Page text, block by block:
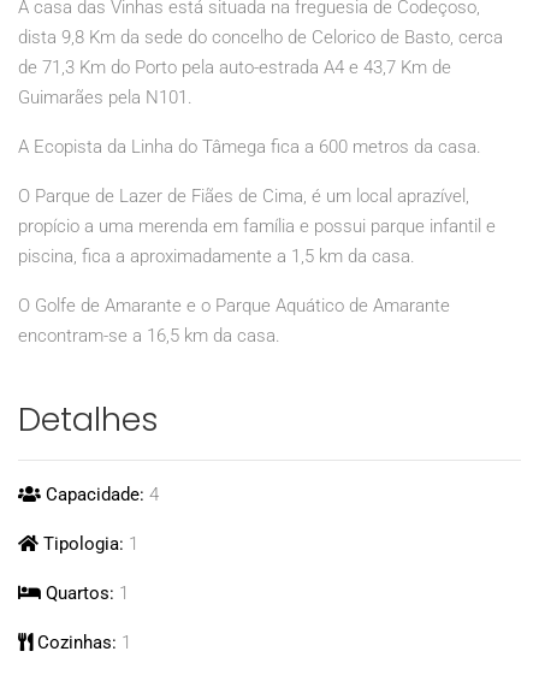
A casa das Vinhas está situada na freguesia de Codeçoso,
dista 9,8 Km da sede do concelho de Celorico de Basto, cerca
de 71,3 Km do Porto pela auto-estrada A4 e 43,7 Km de
Guimarães pela N101.
A Ecopista da Linha do Tâmega fica a 600 metros da casa.
O Parque de Lazer de Fiães de Cima, é um local aprazível,
propício a uma merenda em família e possui parque infantil e
piscina, fica a aproximadamente a 1,5 km da casa.
O Golfe de Amarante e o Parque Aquático de Amarante
encontram-se a 16,5 km da casa.
Detalhes
Capacidade: 4
Tipologia: 1
Quartos: 1
Cozinhas: 1